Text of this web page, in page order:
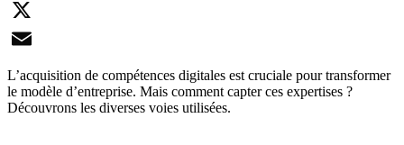
LinkedIn
X
Email
L’acquisition de compétences digitales est cruciale pour transformer
le modèle d’entreprise. Mais comment capter ces expertises ?
Découvrons les diverses voies utilisées.